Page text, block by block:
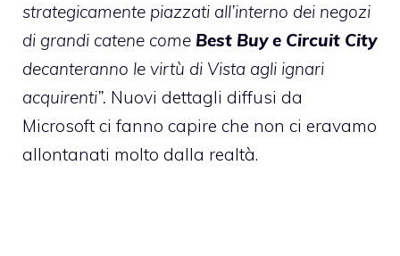
strategicamente piazzati all’interno dei negozi
di grandi catene come Best Buy e Circuit City
decanteranno le virtù di Vista agli ignari
acquirenti”. Nuovi dettagli diffusi da
Microsoft ci fanno capire che non ci eravamo
allontanati molto dalla realtà.